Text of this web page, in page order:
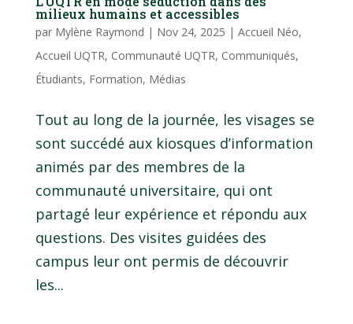
milieux humains et accessibles
par Mylène Raymond | Nov 24, 2025 | Accueil Néo,
Accueil UQTR, Communauté UQTR, Communiqués,
Étudiants, Formation, Médias
Tout au long de la journée, les visages se
sont succédé aux kiosques d’information
animés par des membres de la
communauté universitaire, qui ont
partagé leur expérience et répondu aux
questions. Des visites guidées des
campus leur ont permis de découvrir
les...